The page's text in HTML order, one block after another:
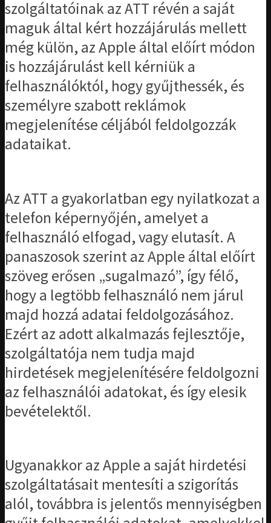
szolgáltatóinak az ATT révén a saját
maguk által kért hozzájárulás mellett
még külön, az Apple által előírt módon
is hozzájárulást kell kérniük a
felhasználóktól, hogy gyűjthessék, és
személyre szabott reklámok
megjelenítése céljából feldolgozzák
adataikat.
Az ATT a gyakorlatban egy nyilatkozat a
telefon képernyőjén, amelyet a
felhasználó elfogad, vagy elutasít. A
panaszosok szerint az Apple által előírt
szöveg erősen „sugalmazó”, így félő,
hogy a legtöbb felhasználó nem járul
majd hozzá adatai feldolgozásához.
Ezért az adott alkalmazás fejlesztője,
szolgáltatója nem tudja majd
hirdetések megjelenítésére feldolgozni
az felhasználói adatokat, és így elesik
bevételektől.
Ugyanakkor az Apple a saját hirdetési
szolgáltatásait mentesíti a szigorítás
alól, továbbra is jelentős mennyiségben